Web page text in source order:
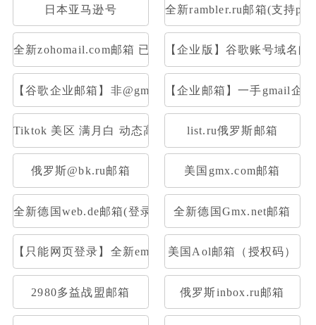
日本亚马逊号 全新rambler.ru邮箱(支持
全新zohomail.com邮箱 已开通Pop3 Imap【企业版】谷歌账号域名
【谷歌企业邮箱】非@gmail后置|一样的登录使用
【企业邮箱】一手gmail企
Tiktok 美区 满月白 动态高质量IP注册，高权重满月账号
list.ru俄罗斯邮箱
俄罗斯@bk.ru邮箱 美国gmx.com邮箱
全新德国web.de邮箱(登录网址：web.de或者用foxmail
全新德国Gmx.net邮箱
【只能网页登录】全新email.com美国邮箱(已注册满一
美国Aol邮箱（授权码）
2980多益战盟邮箱 俄罗斯inbox.ru邮箱